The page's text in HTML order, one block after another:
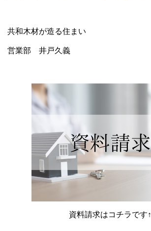
共和木材が造る住まい
営業部 井戸久義
資料請求はコチラです↑